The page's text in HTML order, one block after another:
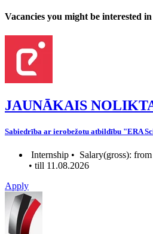
Vacancies you might be interested in
JAUNĀKAIS
Sabiedrība ar ierobežotu atbildību "ERA
Internship • Salary(gross):
• till 11.08.2026
Apply